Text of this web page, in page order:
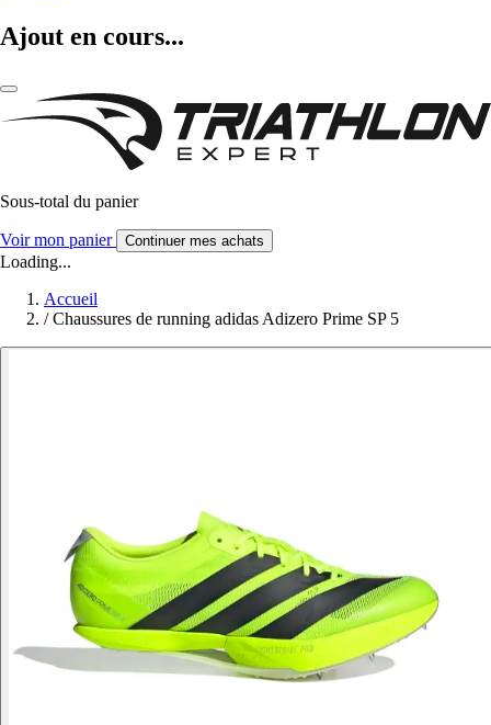
Ajout en cours...
Sous-total du panier
Voir mon panier Continuer mes achats
Loading...
Accueil
/ Chaussures de running adidas Adizero Prime SP 5